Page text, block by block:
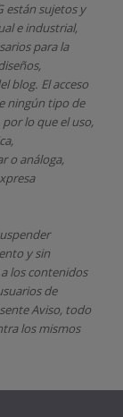
están sujetos y
e industrial,
para la
blog. El acceso
ningún tipo de
lo que el uso,
o análoga,
y sin
los contenidos
de
Aviso, todo
los mismos